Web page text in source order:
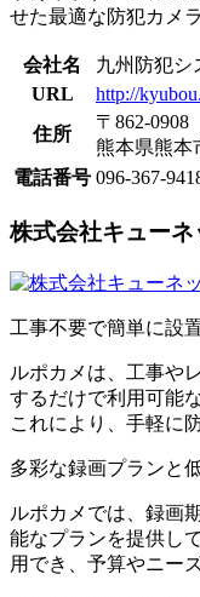
せた最適な防犯カメ
会社名
九州防犯シ
URL
http://
住所
〒862-0908
熊本県熊本
電話番号 096-367-
株式会社キューネ
工事不要で簡単に設
ルポカメは、工事や
するだけで利用可能
これにより、手軽に
多彩な録画プランと
ルポカメでは、録画
能なプランを提供し
用でき、予算やニー